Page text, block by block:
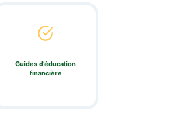
Guides d’éducation
financière